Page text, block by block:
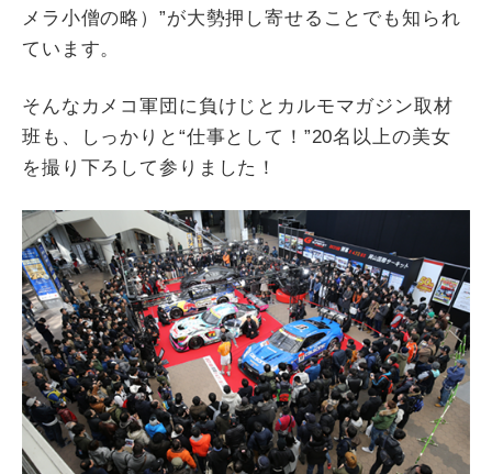
メラ小僧の略）”が大勢押し寄せることでも知られ
ています。
そんなカメコ軍団に負けじとカルモマガジン取材
班も、しっかりと“仕事として！”20名以上の美女
を撮り下ろして参りました！